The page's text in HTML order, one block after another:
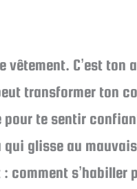
vêtement. C’est ton
transformer ton
pour te sentir
glisse au
comment s’habiller